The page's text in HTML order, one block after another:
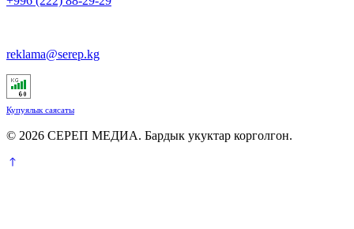
reklama@serep.kg
Купуялык саясаты
© 2026 СЕРЕП МЕДИА. Бардык укуктар корголгон.